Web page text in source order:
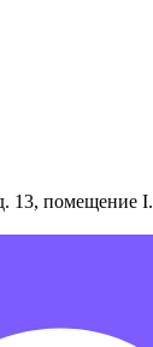
13, помещение I.